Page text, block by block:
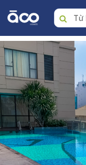
Trang nhất
Mua
Thuê
Dự án
Văn phòng
Tin tức